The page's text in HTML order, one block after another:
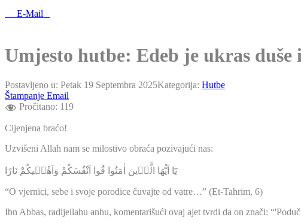
E-Mail
Umjesto hutbe: Edeb je ukras duše
Postavljeno u: Petak 19 Septembra 2025Kategorija: Hutbe
Štampanje Email
Pročitano: 119
Cijenjena braćo!
Uzvišeni Allah nam se milostivo obraća pozivajući nas:
يَٓا اَيُّهَا الَّذ۪ينَ اٰمَنُوا قُٓوا اَنْفُسَكُمْ وَاَهْل۪يكُمْ نَارًا
“O vjernici, sebe i svoje porodice čuvajte od vatre…” (Et-Tahrim, 6)
Ibn Abbas, radijellahu anhu, komentarišući ovaj ajet tvrdi da on znači: